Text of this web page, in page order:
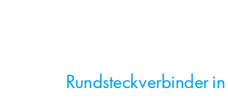
Rundsteckverbinder